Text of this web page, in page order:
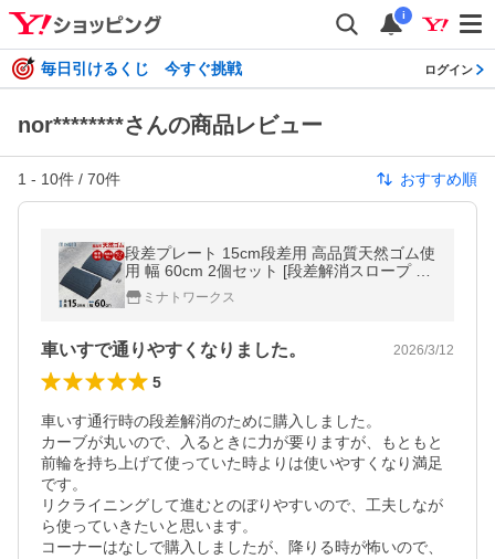
i
毎日引けるくじ 今すぐ挑戦 ログイン
nor********さんの商品レビュー
1 - 10件 / 70件 おすすめ順
段差プレート 15cm段差用 高品質天然ゴム使
用 幅 60cm 2個セット [段差解消スロープ 段
差スロープ 段差解消プレート 段差 ステップ]
ミナトワークス
車いすで通りやすくなりました。 2026/3/12
5
車いす通行時の段差解消のために購入しました。
カーブが丸いので、入るときに力が要りますが、もともと
前輪を持ち上げて使っていた時よりは使いやすくなり満足
です。
リクライニングして進むとのぼりやすいので、工夫しなが
ら使っていきたいと思います。
コーナーはなしで購入しましたが、降りる時が怖いので、